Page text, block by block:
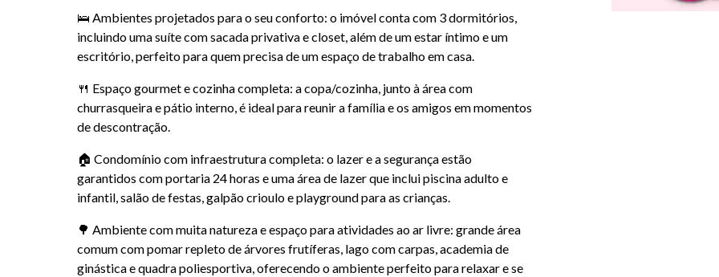
🛌 Ambientes projetados para o seu conforto: o imóvel conta com 3 dormitórios,
incluindo uma suíte com sacada privativa e closet, além de um estar íntimo e um
escritório, perfeito para quem precisa de um espaço de trabalho em casa.
🍴 Espaço gourmet e cozinha completa: a copa/cozinha, junto à área com
churrasqueira e pátio interno, é ideal para reunir a família e os amigos em momentos
de descontração.
🏠 Condomínio com infraestrutura completa: o lazer e a segurança estão
garantidos com portaria 24 horas e uma área de lazer que inclui piscina adulto e
infantil, salão de festas, galpão crioulo e playground para as crianças.
🌳 Ambiente com muita natureza e espaço para atividades ao ar livre: grande área
comum com pomar repleto de árvores frutíferas, lago com carpas, academia de
ginástica e quadra poliesportiva, oferecendo o ambiente perfeito para relaxar e se